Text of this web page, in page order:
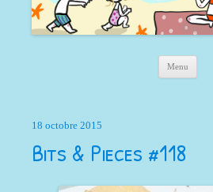
Menu
18 octobre 2015
Bits & Pieces #118